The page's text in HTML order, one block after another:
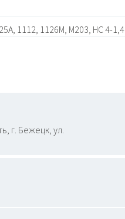
1112, 1126М, М203, НС 4-1,4
г. Бежецк, ул.